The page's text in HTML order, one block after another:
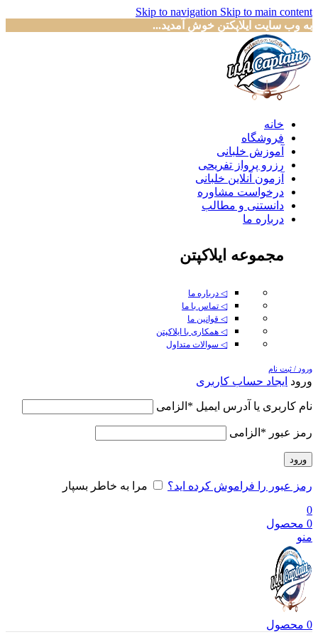
Skip to navigation Skip to main content
به وب سایت ایلاپکتن خوش آمدید...
خانه
فروشگاه
آموزش خلبانی
رزرو پرواز تفریحی
آزمون آنلاین خلبانی
درخواست مشاوره
دانستنی و مطالب
درباره ما
مجموعه ایلاکپتن
◁ درباره ما
◁ تماس با ما
◁ قوانین ما
◁ همکاری با ایلاکپتن
◁ سوالات متداول
ورود / ثبت نام
ورود ایجاد حساب کاربری
نام کاربری یا آدرس ایمیل * الزامی
رمز عبور * الزامی
ورود
رمز عبور را فراموش کرده اید؟
مرا به خاطر بسپار
0
0 محصول
منو
0 محصول